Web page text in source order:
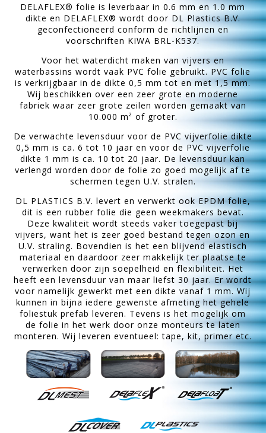
DELAFLEX® folie is leverbaar in 0.6 mm en 1.0 mm
dikte en DELAFLEX® wordt door DL Plastics B.V.
geconfectioneerd conform de richtlijnen en
voorschriften KIWA BRL-K537.
Voor het waterdicht maken van vijvers en
waterbassins wordt vaak PVC folie gebruikt. PVC folie
is verkrijgbaar in de dikte 0,5 mm tot en met 1,5 mm.
Wij beschikken over een zeer grote en moderne
fabriek waar zeer grote zeilen worden gemaakt van
10.000 m² of groter.
De verwachte levensduur voor de PVC vijverfolie dikte
0,5 mm is ca. 6 tot 10 jaar en voor de PVC vijverfolie
dikte 1 mm is ca. 10 tot 20 jaar. De levensduur kan
verlengd worden door de folie zo goed mogelijk af te
schermen tegen U.V. stralen.
DL PLASTICS B.V. levert en verwerkt ook EPDM folie,
dit is een rubber folie die geen weekmakers bevat.
Deze kwaliteit wordt steeds vaker toegepast bij
vijvers, want het is zeer goed bestand tegen ozon en
U.V. straling. Bovendien is het een blijvend elastisch
materiaal en daardoor zeer makkelijk ter plaatse te
verwerken door zijn soepelheid en flexibiliteit. Het
heeft een levensduur van maar liefst 30 jaar. Er wordt
voor namelijk gewerkt met een dikte vanaf 1 mm. Wij
kunnen in bijna iedere gewenste afmeting het gehele
foliestuk prefab leveren. Tevens is het mogelijk om
de folie in het werk door onze monteurs te laten
monteren. Wij leveren eventueel: tape, kit, primer etc.